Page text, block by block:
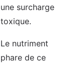
une surcharge
toxique.
Le nutriment
phare de ce